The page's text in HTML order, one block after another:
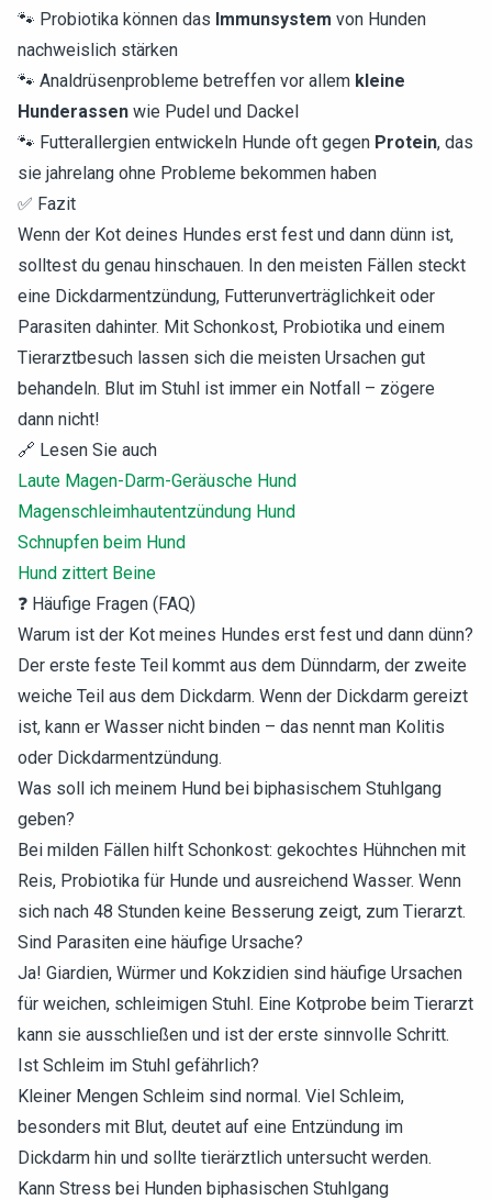
🐾 Probiotika können das Immunsystem von Hunden
nachweislich stärken
🐾 Analdrüsenprobleme betreffen vor allem kleine
Hunderassen wie Pudel und Dackel
🐾 Futterallergien entwickeln Hunde oft gegen Protein, das
sie jahrelang ohne Probleme bekommen haben
✅ Fazit
Wenn der Kot deines Hundes erst fest und dann dünn ist,
solltest du genau hinschauen. In den meisten Fällen steckt
eine Dickdarmentzündung, Futterunverträglichkeit oder
Parasiten dahinter. Mit Schonkost, Probiotika und einem
Tierarztbesuch lassen sich die meisten Ursachen gut
behandeln. Blut im Stuhl ist immer ein Notfall – zögere
dann nicht!
🔗 Lesen Sie auch
Laute Magen-Darm-Geräusche Hund
Magenschleimhautentzündung Hund
Schnupfen beim Hund
Hund zittert Beine
❓ Häufige Fragen (FAQ)
Warum ist der Kot meines Hundes erst fest und dann dünn?
Der erste feste Teil kommt aus dem Dünndarm, der zweite
weiche Teil aus dem Dickdarm. Wenn der Dickdarm gereizt
ist, kann er Wasser nicht binden – das nennt man Kolitis
oder Dickdarmentzündung.
Was soll ich meinem Hund bei biphasischem Stuhlgang
geben?
Bei milden Fällen hilft Schonkost: gekochtes Hühnchen mit
Reis, Probiotika für Hunde und ausreichend Wasser. Wenn
sich nach 48 Stunden keine Besserung zeigt, zum Tierarzt.
Sind Parasiten eine häufige Ursache?
Ja! Giardien, Würmer und Kokzidien sind häufige Ursachen
für weichen, schleimigen Stuhl. Eine Kotprobe beim Tierarzt
kann sie ausschließen und ist der erste sinnvolle Schritt.
Ist Schleim im Stuhl gefährlich?
Kleiner Mengen Schleim sind normal. Viel Schleim,
besonders mit Blut, deutet auf eine Entzündung im
Dickdarm hin und sollte tierärztlich untersucht werden.
Kann Stress bei Hunden biphasischen Stuhlgang